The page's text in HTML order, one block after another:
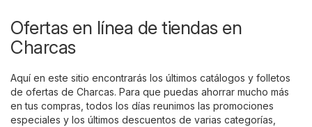
Ofertas en línea de tiendas en
Charcas
Aquí en este sitio encontrarás los últimos catálogos y folletos
de ofertas de Charcas. Para que puedas ahorrar mucho más
en tus compras, todos los días reunimos las promociones
especiales y los últimos descuentos de varias categorías,